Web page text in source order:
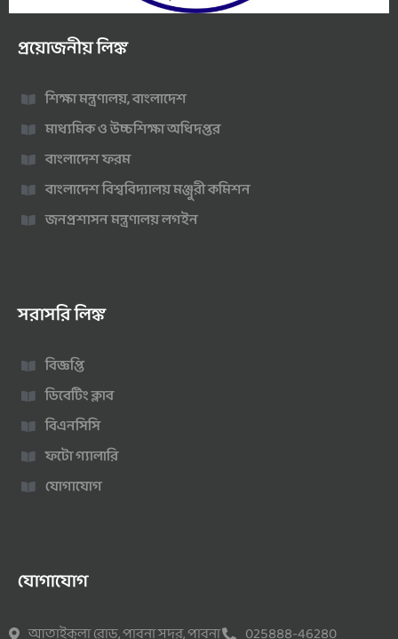
প্রয়োজনীয় লিঙ্ক
শিক্ষা মন্ত্রণালয়, বাংলাদেশ
মাধ্যমিক ও উচ্চশিক্ষা অধিদপ্তর
বাংলাদেশ ফরম
বাংলাদেশ বিশ্ববিদ্যালয় মঞ্জুরী কমিশন
জনপ্রশাসন মন্ত্রণালয় লগইন
সরাসরি লিঙ্ক
বিজ্ঞপ্তি
ডিবেটিং ক্লাব
বিএনসিসি
ফটো গ্যালারি
যোগাযোগ
যোগাযোগ
আতাইকুলা রোড, পাবনা সদর, পাবনা 025888-46280